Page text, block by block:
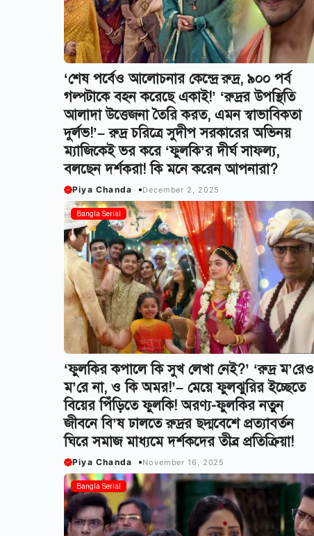
‘শেষ পর্বেও আলোচনার কেন্দ্রে রুদ্র, ৯০০ পর্ব
গল্পটাকে বহন করেছে একাই!’ ‘রুদ্রর উপস্থিতি
আলাদা উত্তেজনা তৈরি করত, এমন স্বাভাবিকতা
দুর্লভ!’– রুদ্র চরিত্রে সুদীপ সরকারের অভিনয়
ম্যাজিকেই ভর করে ‘ফুলকি’র দীর্ঘ সাফল্য,
বলছেন দর্শকরা! কি মনে করেন আপনারা?
Piya Chanda December 2, 2025
Bangla Serial
‘ফুলকির কপালে কি সুখ লেখা নেই?’ ‘রুদ্র ম’রেও
ম’রে না, ও কি অমর!’– মেয়ে ফুলঝুরির ইচ্ছেতে
বিয়ের পিঁড়িতে ফুলকি! অরণ্য-ফুলকির নতুন
জীবনে বি’ষ ঢালতে রুদ্রর ছদ্মবেশে প্রত্যাবর্তন
ঘিরে সমাজ মাধ্যমে দর্শকদের তীব্র প্রতিক্রিয়া!
Piya Chanda November 16, 2025
Bangla Serial